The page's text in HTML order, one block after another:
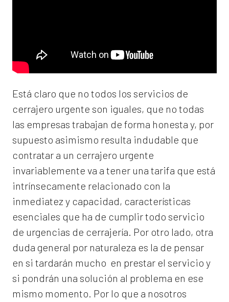
Está claro que no todos los servicios de
cerrajero urgente son iguales, que no todas
las empresas trabajan de forma honesta y, por
supuesto asimismo resulta indudable que
contratar a un cerrajero urgente
invariablemente va a tener una tarifa que está
intrínsecamente relacionado con la
inmediatez y capacidad, características
esenciales que ha de cumplir todo servicio
de urgencias de cerrajería. Por otro lado, otra
duda general por naturaleza es la de pensar
en si tardarán mucho en prestar el servicio y
si pondrán una solución al problema en ese
mismo momento. Por lo que a nosotros